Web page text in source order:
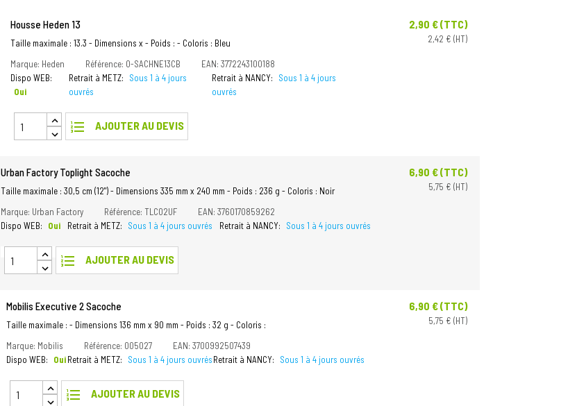
Housse Heden 13
Taille maximale : 13.3 - Dimensions x - Poids : - Coloris : Bleu
Marque: Heden
Référence: 0-SACHNE13CB
EAN: 3772243100188
Dispo WEB:
Oui
Retrait à METZ:
Sous 1 à 4 jours
ouvrés
Retrait à NANCY:
Sous 1 à 4 jours
ouvrés
format_list_numbered AJOUTER AU DEVIS
Prix
2,90 € (TTC)
2,42 € (HT)
Urban Factory Toplight Sacoche
Taille maximale : 30,5 cm (12") - Dimensions 335 mm x 240 mm - Poids : 236 g - Coloris : Noir
Marque: Urban Factory
Référence: TLC02UF
EAN: 3760170859262
Dispo WEB:
Oui Retrait à METZ: Sous 1 à 4 jours ouvrés Retrait à NANCY: Sous 1 à 4 jours ouvrés
format_list_numbered AJOUTER AU DEVIS
Prix
6,90 € (TTC)
5,75 € (HT)
Mobilis Executive 2 Sacoche
Taille maximale : - Dimensions 136 mm x 90 mm - Poids : 32 g - Coloris :
Marque: Mobilis
Référence: 005027
EAN: 3700992507439
Dispo WEB:
OuiRetrait à METZ: Sous 1 à 4 jours ouvrésRetrait à NANCY: Sous 1 à 4 jours ouvrés
format_list_numbered AJOUTER AU DEVIS
Prix
6,90 € (TTC)
5,75 € (HT)